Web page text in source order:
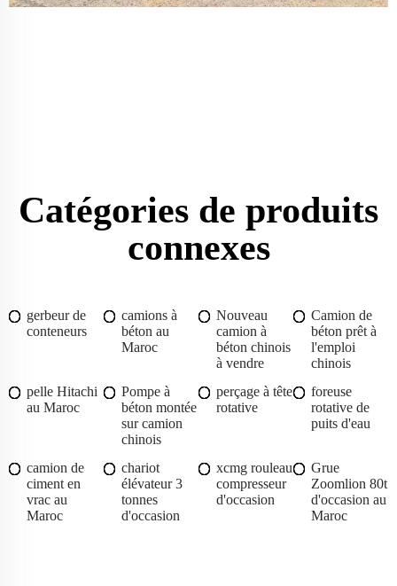
Catégories de produits
connexes
gerbeur de
conteneurs
camions à
béton au
Maroc
Nouveau
camion à
béton chinois
à vendre
Camion de
béton prêt à
l'emploi
chinois
pelle Hitachi
au Maroc
Pompe à
béton montée
sur camion
chinois
perçage à tête
rotative
foreuse
rotative de
puits d'eau
camion de
ciment en
vrac au
Maroc
chariot
élévateur 3
tonnes
d'occasion
xcmg rouleau
compresseur
d'occasion
Grue
Zoomlion 80t
d'occasion au
Maroc